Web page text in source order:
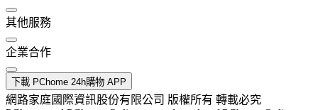
其他服務
企業合作
下載 PChome 24h購物 APP
網路家庭國際資訊股份有限公司 版權所有 轉載必究